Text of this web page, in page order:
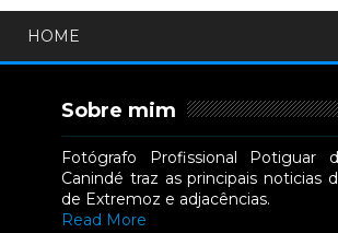
HOME
Sobre mim
Fotógrafo Profissional Potiguar
Canindé traz as principais noticias
de Extremoz e adjacências.
Read More